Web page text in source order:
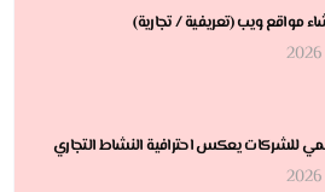
مواقع ويب (تعريفية / تجارية)
للشركات يعكس احترافية النشاط التجاري